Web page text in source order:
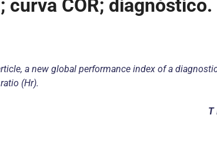
curva COR; diagnóstico.
a new global performance index of a
(Hr).
T